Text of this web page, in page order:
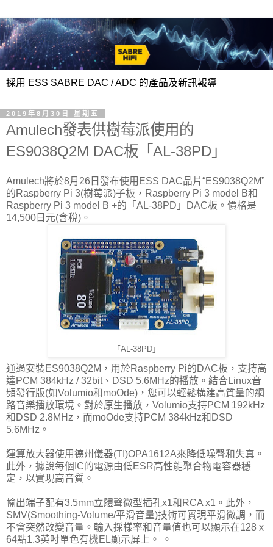
採用 ESS SABRE DAC / ADC 的產品及新訊報導
2019年8月30日 星期五
Amulech發表供樹莓派使用的
ES9038Q2M DAC板「AL-38PD」
Amulech將於8月26日發布使用ESS DAC晶片“ES9038Q2M”
的Raspberry Pi 3(樹莓派)子板，Raspberry Pi 3 model B和
Raspberry Pi 3 model B +的「AL-38PD」DAC板。價格是
14,500日元(含稅)。
「AL-38PD」
通過安裝ES9038Q2M，用於Raspberry Pi的DAC板，支持高
達PCM 384kHz / 32bit、DSD 5.6MHz的播放。結合Linux音
頻發行版(如Volumio和moOde)，您可以輕鬆構建高質量的網
路音樂播放環境。對於原生播放，Volumio支持PCM 192kHz
和DSD 2.8MHz，而moOde支持PCM 384kHz和DSD
5.6MHz。
運算放大器使用德州儀器(TI)OPA1612A來降低噪聲和失真。
此外，據說每個IC的電源由低ESR高性能聚合物電容器穩
定，以實現高音質。
輸出端子配有3.5mm立體聲微型插孔x1和RCA x1。此外，
SMV(Smoothing-Volume/平滑音量)技術可實現平滑微調，而
不會突然改變音量。輸入採樣率和音量值也可以顯示在128 x
64點1.3英吋單色有機EL顯示屏上。 。